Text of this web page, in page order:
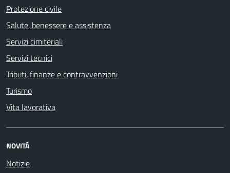
Protezione civile
Salute, benessere e assistenza
Servizi cimiteriali
Servizi tecnici
Tributi, finanze e contravvenzioni
Turismo
Vita lavorativa
NOVITÀ
Notizie